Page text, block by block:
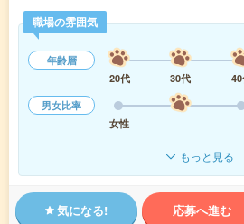
職場の雰囲気
年齢層
20代
30代
男女比率
女性
もっと見る
気になる! 応募へ進む